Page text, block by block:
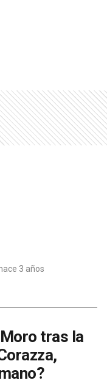
3 años
tras la